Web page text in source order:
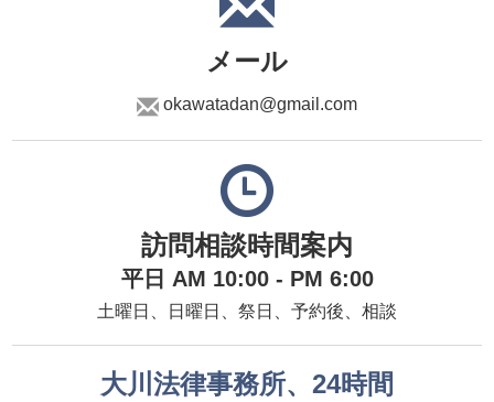
メール
okawatadan@gmail.com
訪問相談時間案内
平日 AM 10:00 - PM 6:00
土曜日、日曜日、祭日、予約後、相談
大川法律事務所、24時間